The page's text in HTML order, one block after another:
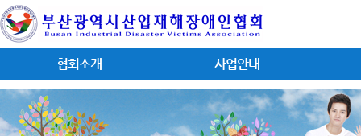
협회소개 사업안내